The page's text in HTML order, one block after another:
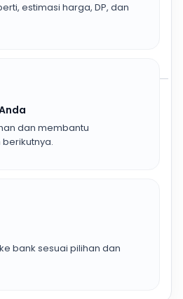
estimasi harga, DP, dan
dan membantu
bank sesuai pilihan dan